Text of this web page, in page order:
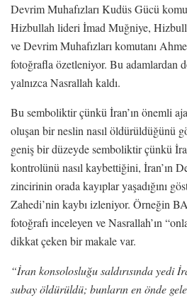
Devrim Muhafızları Kudüs Gücü
Hizbullah lideri İmad Muğniye,
ve Devrim Muhafızları komutanı
fotoğrafla özetleniyor. Bu adamlardan
yalnızca Nasrallah kaldı.
Bu semboliktir çünkü İran’ın önemli
oluşan bir neslin nasıl öldürüldüğünü
geniş bir düzeyde semboliktir çünkü
kontrolünü nasıl kaybettiğini, İran’ın
zincirinin orada kayıplar yaşadığını
Zahedi’nin kaybı izleniyor. Örneğin
fotoğrafı inceleyen ve Nasrallah’ın
dikkat çeken bir makale var.
“İran konsolosluğu saldırısında yedi
subay öldürüldü; bunların en önde